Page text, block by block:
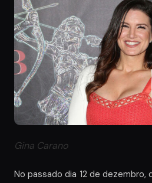
Gina Carano
No passado dia 12 de